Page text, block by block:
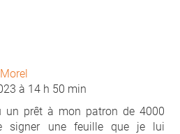
Morel
à 14 h 50 min
un prêt à mon patron de 4000
signer une feuille que je lui